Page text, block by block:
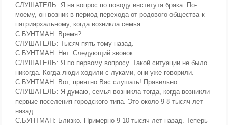
СЛУШАТЕЛЬ: Я на вопрос по поводу института брака. По-
моему, он возник в период перехода от родового общества к
патриархальному, когда возникла семья.
С.БУНТМАН: Время?
СЛУШАТЕЛЬ: Тысяч пять тому назад.
С.БУНТМАН: Нет. Следующий звонок.
СЛУШАТЕЛЬ: Я по первому вопросу. Такой ситуации не было
никогда. Когда люди ходили с луками, они уже говорили.
С.БУНТМАН: Вот, приятно Вас слушать! Правильно.
СЛУШАТЕЛЬ: Я думаю, семья возникла тогда, когда возникли
первые поселения городского типа. Это около 9-8 тысяч лет
назад.
С.БУНТМАН: Близко. Примерно 9-10 тысяч лет назад. Теперь